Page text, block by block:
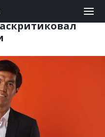
14.05.2025 13:34